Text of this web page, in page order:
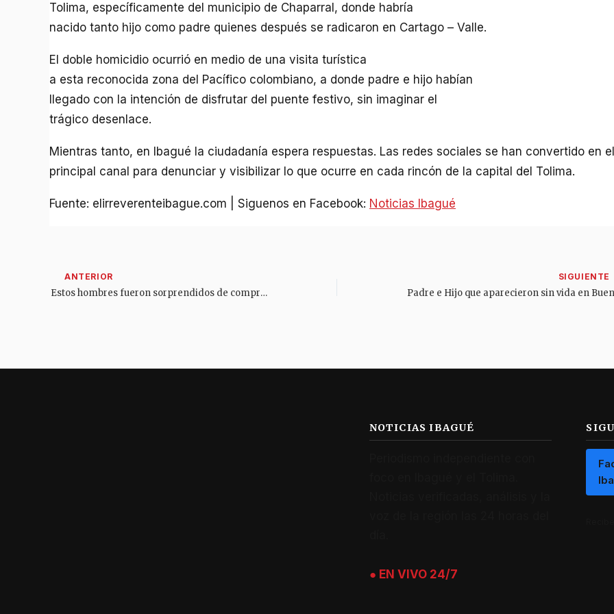
Tolima, específicamente del municipio de Chaparral, donde habría
nacido tanto hijo como padre quienes después se radicaron en Cartago – Valle.
El doble homicidio ocurrió en medio de una visita turística
a esta reconocida zona del Pacífico colombiano, a donde padre e hijo habían
llegado con la intención de disfrutar del puente festivo, sin imaginar el
trágico desenlace.
Mientras tanto, en Ibagué la ciudadanía espera respuestas. Las redes sociales se han convertido en el
principal canal para denunciar y visibilizar lo que ocurre en cada rincón de la capital del Tolima.
Fuente: elirreverenteibague.com | Siguenos en Facebook: Noticias Ibagué
Estos hombres fueron sorprendidos de compras con tarjetas robadas en Ibagué
NOTICIAS IBAGUÉ
● EN VIVO 24/7